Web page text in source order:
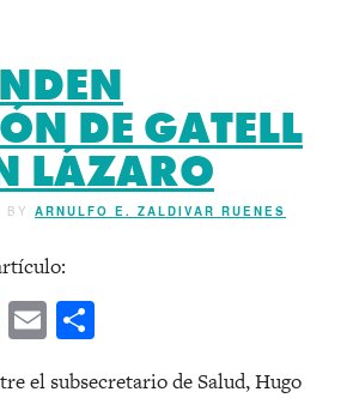
DE GATELL
LÁZARO
BY ARNULFO E. ZALDIVAR RUENES
WhatsApp
Email
el subsecretario de Salud, Hugo